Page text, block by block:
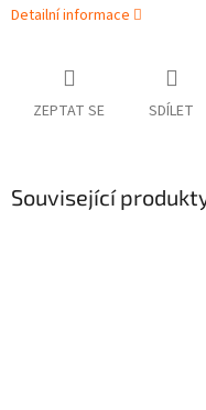
Detailní informace
ZEPTAT SE SDÍLET
Související